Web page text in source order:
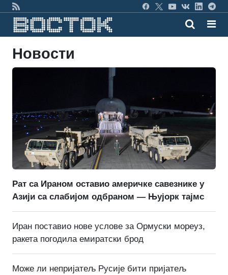
Новости
Рат са Ираном оставио америчке савезнике у
Азији са слабијом одбраном — Њујорк тајмс
Иран поставио нове услове за Ормуски мореуз,
ракета погодила емиратски брод
Може ли непријатељ Русије бити пријатељ